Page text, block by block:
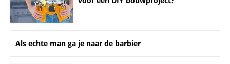
Als echte man ga je naar de barbier